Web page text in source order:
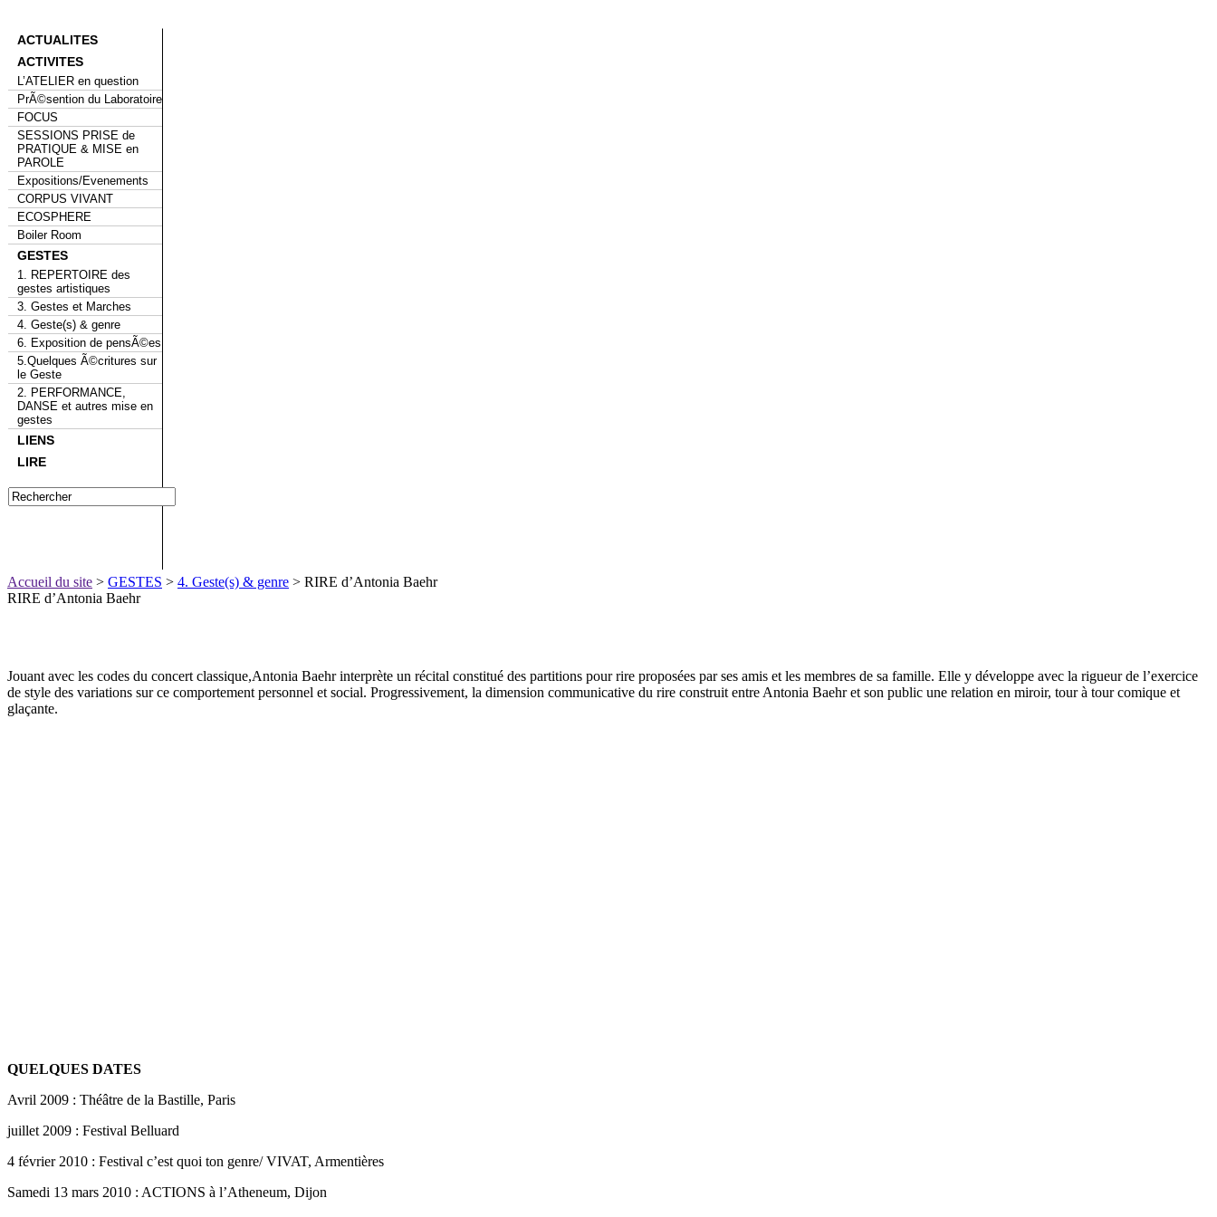
ACTUALITES
ACTIVITES
L’ATELIER en question
PrÃ©sention du Laboratoire
FOCUS
SESSIONS PRISE de
PRATIQUE & MISE en
PAROLE
Expositions/Evenements
CORPUS VIVANT
ECOSPHERE
Boiler Room
GESTES
1. REPERTOIRE des
gestes artistiques
3. Gestes et Marches
4. Geste(s) & genre
6. Exposition de pensÃ©es
5.Quelques Ã©critures sur
le Geste
2. PERFORMANCE,
DANSE et autres mise en
gestes
LIENS
LIRE
Accueil du site > GESTES > 4. Geste(s) & genre > RIRE d’Antonia Baehr
RIRE d’Antonia Baehr
Jouant avec les codes du concert classique,Antonia Baehr interprète un récital constitué des partitions pour rire proposées par ses amis et les membres de sa famille. Elle y développe avec la rigueur de l’exercice
de style des variations sur ce comportement personnel et social. Progressivement, la dimension communicative du rire construit entre Antonia Baehr et son public une relation en miroir, tour à tour comique et
glaçante.
QUELQUES DATES
Avril 2009 : Théâtre de la Bastille, Paris
juillet 2009 : Festival Belluard
4 février 2010 : Festival c’est quoi ton genre/ VIVAT, Armentières
Samedi 13 mars 2010 : ACTIONS à l’Atheneum, Dijon